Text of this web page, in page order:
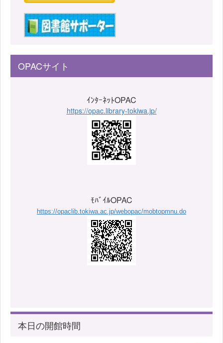
OPACサイト
ｲﾝﾀｰﾈｯﾄOPAC
https://opac.library-tokiwa.jp/
ﾓﾊﾞｲﾙOPAC
https://opaclib.tokiwa.ac.jp/webopac/mobtopmnu.do
本日の開館時間